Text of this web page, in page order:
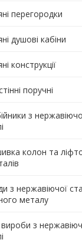
перегородки
душові кабіни
конструкції
поручні
з
колон та
з нержавіючої
металу
вироби з